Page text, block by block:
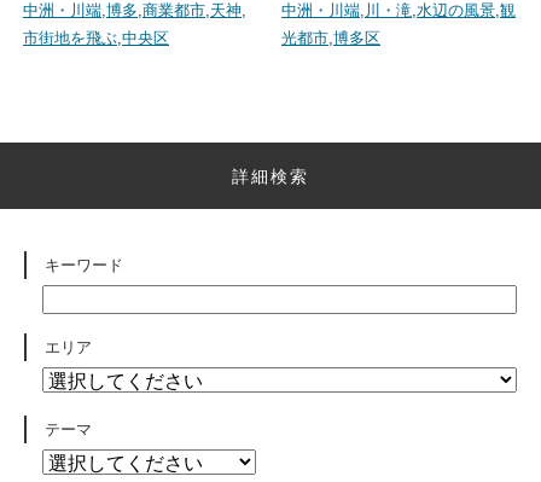
中洲・川端,博多,商業都市,天神,
市街地を飛ぶ,中央区
中洲・川端, 川・滝,水辺の風景,観
光都市,博多区
詳細検索
キーワード
エリア
テーマ